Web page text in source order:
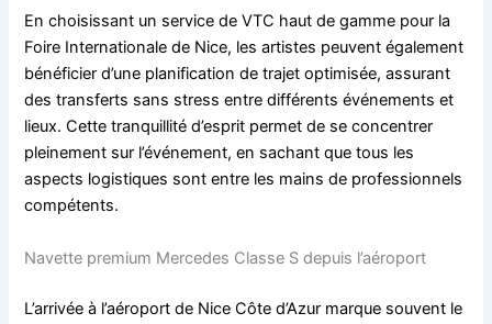
En choisissant un service de VTC haut de gamme pour la
Foire Internationale de Nice, les artistes peuvent également
bénéficier d’une planification de trajet optimisée, assurant
des transferts sans stress entre différents événements et
lieux. Cette tranquillité d’esprit permet de se concentrer
pleinement sur l’événement, en sachant que tous les
aspects logistiques sont entre les mains de professionnels
compétents.
Navette premium Mercedes Classe S depuis l’aéroport
L’arrivée à l’aéroport de Nice Côte d’Azur marque souvent le